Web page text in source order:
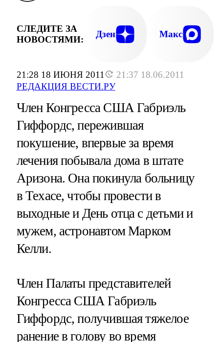
21:28 18 ИЮНЯ 2011
21:37 18.06.2011
РЕДАКЦИЯ ВЕСТИ.РУ
СЛЕДИТЕ ЗА
НОВОСТЯМИ:
Дзен Макс
Член Конгресса США Габриэль
Гиффордс, пережившая
покушение, впервые за время
лечения побывала дома в штате
Аризона. Она покинула больницу
в Техасе, чтобы провести в
выходные и День отца с детьми и
мужем, астронавтом Марком
Келли.
Член Палаты представителей
Конгресса США Габриэль
Гиффордс, получившая тяжелое
ранение в голову во время